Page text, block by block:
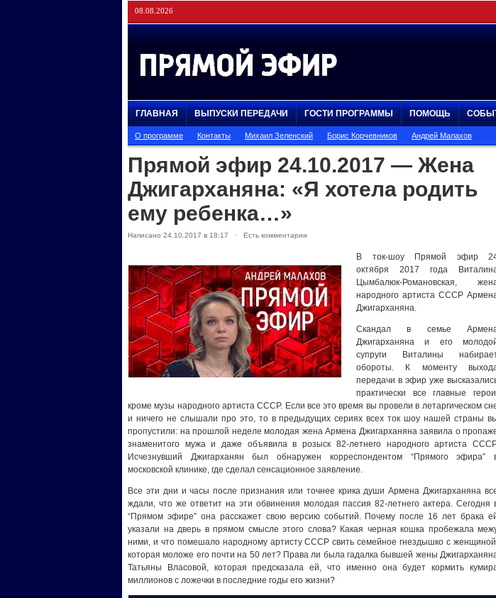
08.08.2026
ГЛАВНАЯ ВЫПУСКИ ПЕРЕДАЧИ ГОСТИ ПРОГРАММЫ ПОМОЩЬ
О программе Контакты Михаил Зеленский Борис Корчевников Андрей Малахов
Прямой эфир 24.10.2017 — Жена
Джигарханяна: «Я хотела родить
ему ребенка…»
Написано 24.10.2017 в 18:17 · Есть комментарии
В ток-шоу Прямой эфир
октября 2017 года
Цымбалюк-Романовская,
народного артиста СССР
Джигарханяна.
Скандал в семье
Джигарханяна и его
супруги Виталины
обороты. К моменту
передачи в эфир уже
практически все главные
кроме музы народного артиста СССР. Если все это время вы провели в летаргическом
и ничего не слышали про это, то в предыдущих сериях всех ток шоу нашей страны
пропустили: на прошлой неделе молодая жена Армена Джигарханяна заявила о
знаменитого мужа и даже объявила в розыск 82-летнего народного артиста
Исчезнувший Джигарханян был обнаружен корреспондентом “Прямого эфира”
московской клинике, где сделал сенсационное заявление.
Все эти дни и часы после признания или точнее крика души Армена Джигарханяна
ждали, что же ответит на эти обвинения молодая пассия 82-летнего актера. Сегодня
“Прямом эфире” она расскажет свою версию событий. Почему после 16 лет брака
указали на дверь в прямом смысле этого слова? Какая черная кошка пробежала
ними, и что помешало народному артисту СССР свить семейное гнездышко с
которая моложе его почти на 50 лет? Права ли была гадалка бывшей жены
Татьяны Власовой, которая предсказала ей, что именно она будет кормить
миллионов с ложечки в последние годы его жизни?